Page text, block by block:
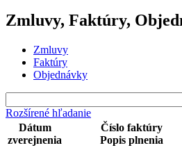
Zmluvy, Faktúry,
Zmluvy
Faktúry
Objednávky
Rozšírené hľadanie
Dátum
zverejnenia
Číslo faktúry
Popis plnenia